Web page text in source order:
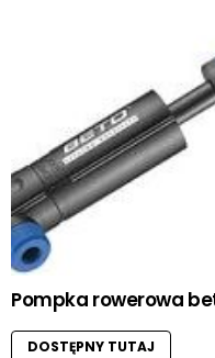
Pompka rowerowa
DOSTĘPNY TUTAJ